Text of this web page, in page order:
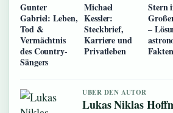
Gunter
Gabriel: Leben,
Tod &
Vermächtnis
des Country-
Sängers
Michael
Kessler:
Steckbrief,
Karriere und
Privatleben
Stern
–
Fakten
UBER DEN AUTOR
Lukas Niklas